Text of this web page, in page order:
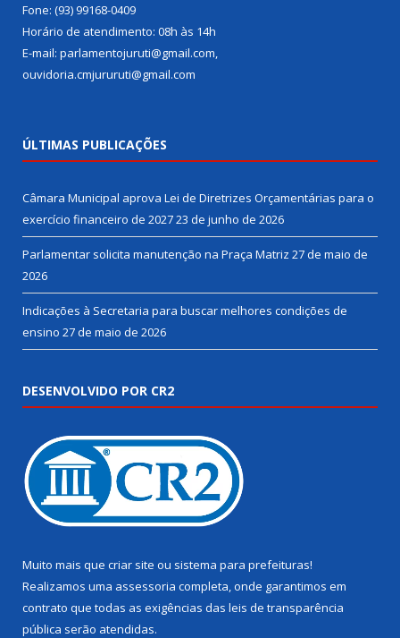
Fone: (93) 99168-0409
Horário de atendimento: 08h às 14h
E-mail: parlamentojuruti@gmail.com,
ouvidoria.cmjururuti@gmail.com
ÚLTIMAS PUBLICAÇÕES
Câmara Municipal aprova Lei de Diretrizes Orçamentárias para o
exercício financeiro de 202723 de junho de 2026
Parlamentar solicita manutenção na Praça Matriz 27 de maio de
2026
Indicações à Secretaria para buscar melhores condições de
ensino 27 de maio de 2026
DESENVOLVIDO POR CR2
Muito mais que criar site ou sistema para prefeituras!
Realizamos uma assessoria completa, onde garantimos em
contrato que todas as exigências das leis de transparência
pública serão atendidas.